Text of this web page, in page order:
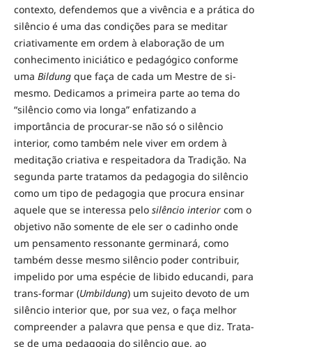
contexto, defendemos que a vivência e a prática do
silêncio é uma das condições para se meditar
criativamente em ordem à elaboração de um
conhecimento iniciático e pedagógico conforme
uma Bildung que faça de cada um Mestre de si-
mesmo. Dedicamos a primeira parte ao tema do
“silêncio como via longa” enfatizando a
importância de procurar-se não só o silêncio
interior, como também nele viver em ordem à
meditação criativa e respeitadora da Tradição. Na
segunda parte tratamos da pedagogia do silêncio
como um tipo de pedagogia que procura ensinar
aquele que se interessa pelo silêncio interior com o
objetivo não somente de ele ser o cadinho onde
um pensamento ressonante germinará, como
também desse mesmo silêncio poder contribuir,
impelido por uma espécie de libido educandi, para
trans-formar (Umbildung) um sujeito devoto de um
silêncio interior que, por sua vez, o faça melhor
compreender a palavra que pensa e que diz. Trata-
se de uma pedagogia do silêncio que, ao